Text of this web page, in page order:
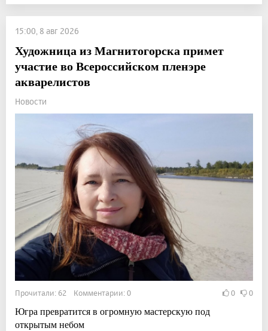
15:00, 8 авг 2026
Художница из Магнитогорска примет
участие во Всероссийском пленэре
акварелистов
Новости
Прочитали: 62 Комментарии: 0 0 0
Югра превратится в огромную мастерскую под
открытым небом